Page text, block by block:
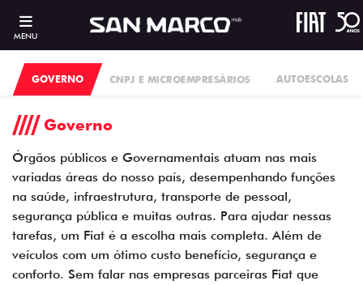
MENU
CNPJ E MICROEMPRESÁRIOS AUTOESCOLAS
GOVERNO
Governo
Órgãos públicos e Governamentais atuam nas mais
variadas áreas do nosso país, desempenhando funções
na saúde, infraestrutura, transporte de pessoal,
segurança pública e muitas outras. Para ajudar nessas
tarefas, um Fiat é a escolha mais completa. Além de
veículos com um ótimo custo benefício, segurança e
conforto. Sem falar nas empresas parceiras Fiat que